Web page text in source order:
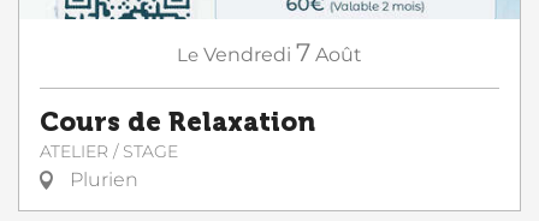
Le Vendredi 7 Août
Cours de Relaxation
ATELIER / STAGE
Plurien